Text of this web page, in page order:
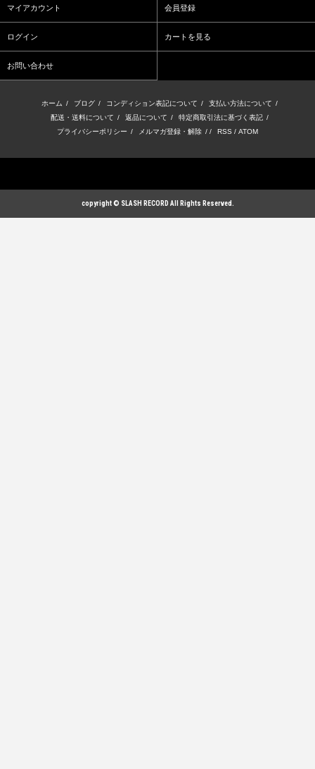
マイアカウント 会員登録
ログイン カートを見る
お問い合わせ
ホーム / ブログ / コンディション表記について / 支払い方法について /
配送・送料について / 返品について / 特定商取引法に基づく表記 /
プライバシーポリシー / メルマガ登録・解除 / / RSS / ATOM
copyright © SLASH RECORD All Rights Reserved.